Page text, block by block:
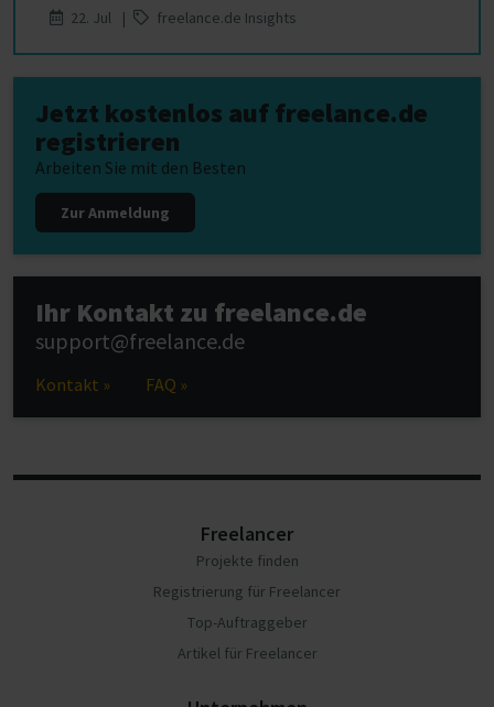
22. Jul |
freelance.de Insights
Jetzt kostenlos auf freelance.de
registrieren
Arbeiten Sie mit den Besten
Zur Anmeldung
Ihr Kontakt zu freelance.de
support@freelance.de
Kontakt » FAQ »
Freelancer
Projekte finden
Registrierung für Freelancer
Top-Auftraggeber
Artikel für Freelancer